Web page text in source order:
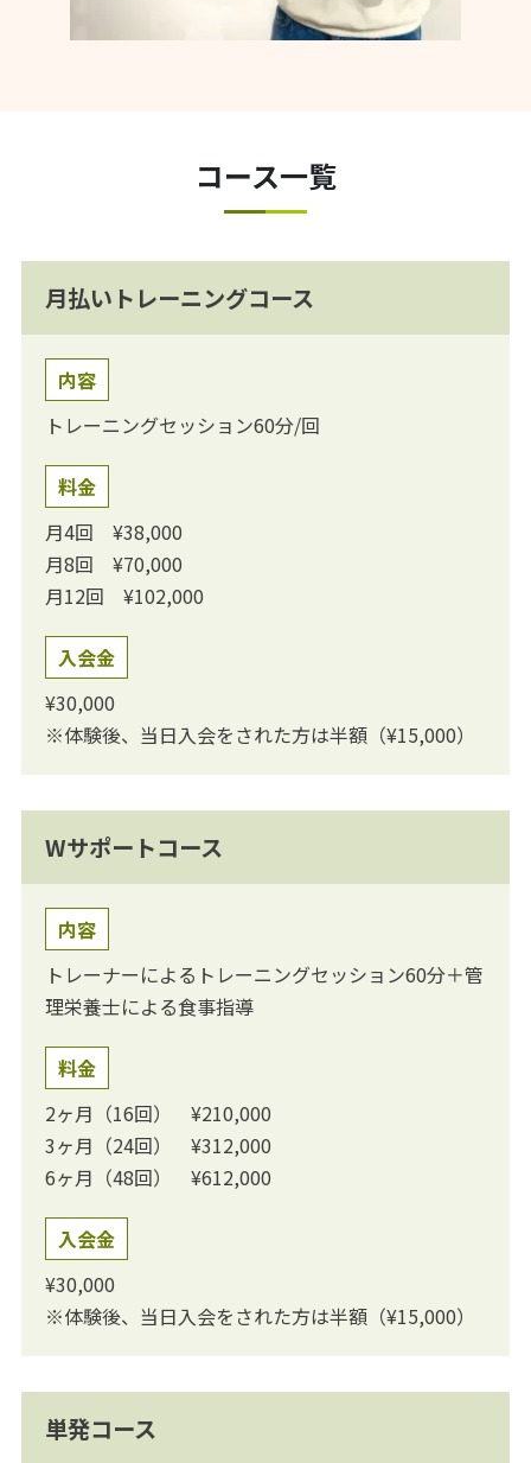
コース一覧
月払いトレーニングコース
内容
トレーニングセッション60分/回
料金
月4回 ¥38,000
月8回 ¥70,000
月12回 ¥102,000
入会金
¥30,000
※体験後、当日入会をされた方は半額（¥15,000）
Wサポートコース
内容
トレーナーによるトレーニングセッション60分＋管
理栄養士による食事指導
料金
2ヶ月（16回） ¥210,000
3ヶ月（24回） ¥312,000
6ヶ月（48回） ¥612,000
入会金
¥30,000
※体験後、当日入会をされた方は半額（¥15,000）
単発コース